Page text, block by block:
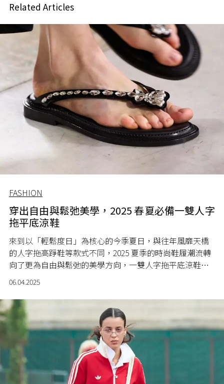
Related Articles
FASHION
穿出自由與鬆弛美學，2025 春夏必備一雙人字
拖平底涼鞋
來到以「輕鬆度日」為核心的今季夏日，與往年風靡天橋
的人字拖高踭鞋等款式不同，2025 夏季的時尚鞋履潮流轉
向了更為自由與鬆弛的美學方向，一雙人字拖平底涼鞋既
具備夏日的清爽又有時尚的慵懶氣質。
06.04.2025